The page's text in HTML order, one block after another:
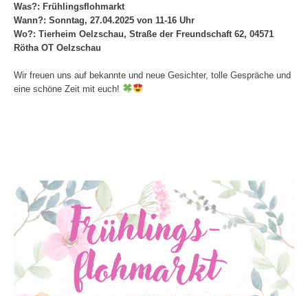
Was?: Frühlingsflohmarkt
Wann?: Sonntag, 27.04.2025 von 11-16 Uhr
Wo?: Tierheim Oelzschau, Straße der Freundschaft 62, 04571
Rötha OT Oelzschau
Wir freuen uns auf bekannte und neue Gesichter, tolle Gespräche und
eine schöne Zeit mit euch!